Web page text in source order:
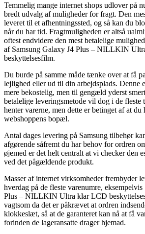
Temmelig mange internet shops udlover på
bredt udvalg af muligheder for fragt. Den
leveret til et afhentningssted, og så kan du
når du har tid. Fragtmuligheden er altså
oftest endvidere den mest betalelige
af Samsung Galaxy J4 Plus – NILLKIN
beskyttelsesfilm.
Du burde på samme måde tænke over at få
lejlighed eller ud til din arbejdsplads. Denne
mere bekostelig, men til gengæld yderst
betalelige leveringsmetode vil dog i de
henter varerne, men dette er betinget af at
webshoppens bopæl.
Antal dages levering på Samsung tilbehør
afgørende såfremt du har behov for ordren
øjemed er det helt centralt at vi checker den
ved det pågældende produkt.
Masser af internet virksomheder frembyder
hverdag på de fleste varenumre,
Plus – NILLKIN Ultra klar LCD
vagtsom da det er påkrævet at ordren
klokkeslæt, så at de garanteret kan nå at få
forinden de lageransatte drager hjemad.